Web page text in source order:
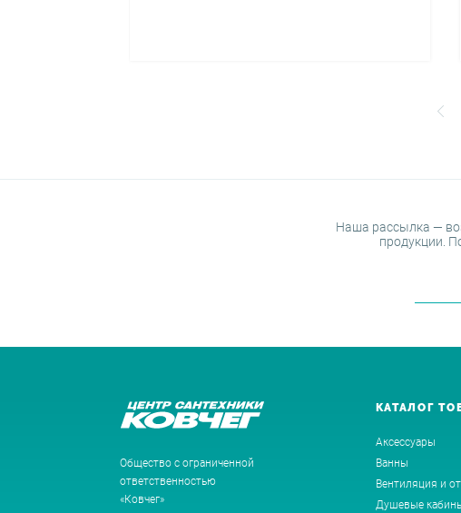
Наша рассылка —
продукции.
Общество с ограниченной
ответственностью
«Ковчег»
КАТАЛОГ
Аксессуары
Ванны
Вентиляция и
Душевые